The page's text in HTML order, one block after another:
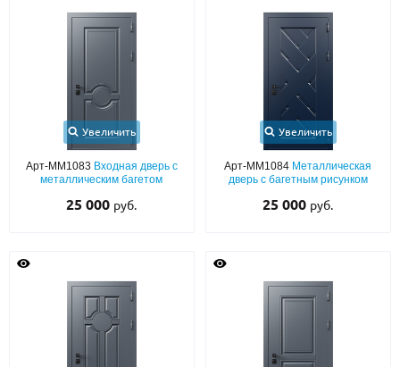
Увеличить
Арт-ММ1083 Входная дверь с
металлическим багетом
25 000 руб.
Увеличить
Арт-ММ1084 Металлическая
дверь с багетным рисунком
25 000 руб.